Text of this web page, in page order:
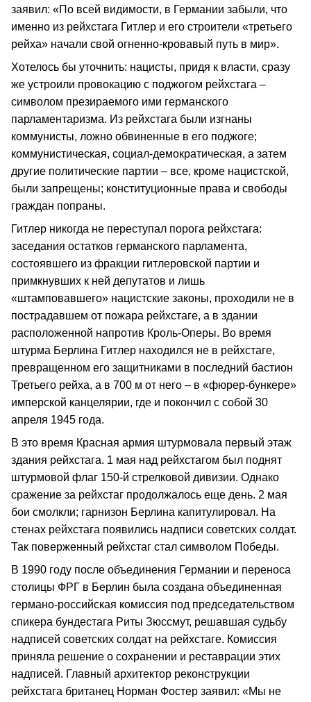
заявил: «По всей видимости, в Германии забыли, что
именно из рейхстага Гитлер и его строители «третьего
рейха» начали свой огненно-кровавый путь в мир».
Хотелось бы уточнить: нацисты, придя к власти, сразу
же устроили провокацию с поджогом рейхстага –
символом презираемого ими германского
парламентаризма. Из рейхстага были изгнаны
коммунисты, ложно обвиненные в его поджоге;
коммунистическая, социал-демократическая, а затем
другие политические партии – все, кроме нацистской,
были запрещены; конституционные права и свободы
граждан попраны.
Гитлер никогда не переступал порога рейхстага:
заседания остатков германского парламента,
состоявшего из фракции гитлеровской партии и
примкнувших к ней депутатов и лишь
«штамповавшего» нацистские законы, проходили не в
пострадавшем от пожара рейхстаге, а в здании
расположенной напротив Кроль-Оперы. Во время
штурма Берлина Гитлер находился не в рейхстаге,
превращенном его защитниками в последний бастион
Третьего рейха, а в 700 м от него – в «фюрер-бункере»
имперской канцелярии, где и покончил с собой 30
апреля 1945 года.
В это время Красная армия штурмовала первый этаж
здания рейхстага. 1 мая над рейхстагом был поднят
штурмовой флаг 150-й стрелковой дивизии. Однако
сражение за рейхстаг продолжалось еще день. 2 мая
бои смолкли; гарнизон Берлина капитулировал. На
стенах рейхстага появились надписи советских солдат.
Так поверженный рейхстаг стал символом Победы.
В 1990 году после объединения Германии и переноса
столицы ФРГ в Берлин была создана объединенная
германо-российская комиссия под председательством
спикера бундестага Риты Зюссмут, решавшая судьбу
надписей советских солдат на рейхстаге. Комиссия
приняла решение о сохранении и реставрации этих
надписей. Главный архитектор реконструкции
рейхстага британец Норман Фостер заявил: «Мы не